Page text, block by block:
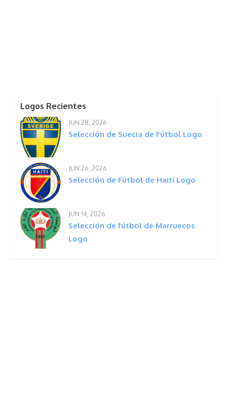
Logos Recientes
JUN 28, 2026
Selección de Suecia de Fútbol Logo
JUN 26, 2026
Selección de Fútbol de Haití Logo
JUN 14, 2026
Selección de fútbol de Marruecos
Logo